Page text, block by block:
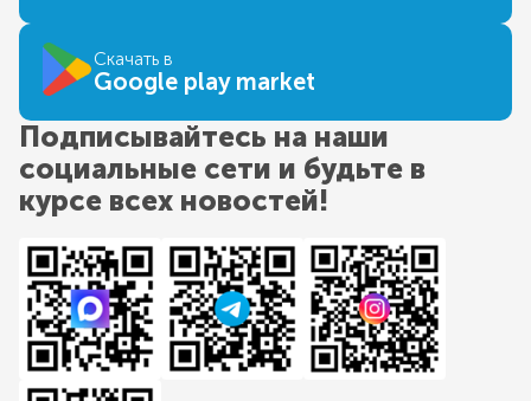
Скачать в
Google play market
Подписывайтесь на наши
социальные сети и будьте в
курсе всех новостей!